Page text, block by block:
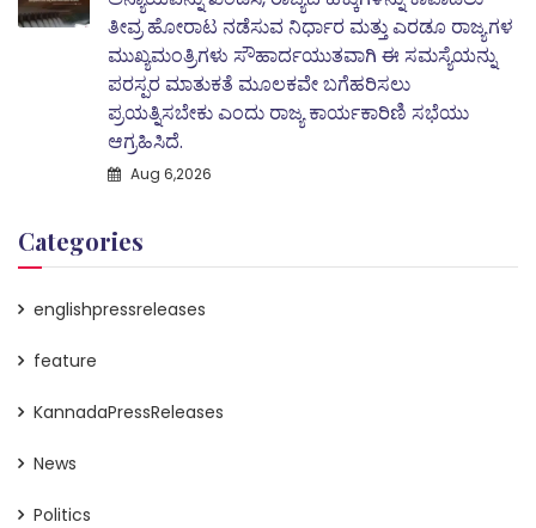
ತೀವ್ರ ಹೋರಾಟ ನಡೆಸುವ ನಿರ್ಧಾರ ಮತ್ತು ಎರಡೂ ರಾಜ್ಯಗಳ
ಮುಖ್ಯಮಂತ್ರಿಗಳು ಸೌಹಾರ್ದಯುತವಾಗಿ ಈ ಸಮಸ್ಯೆಯನ್ನು
ಪರಸ್ಪರ ಮಾತುಕತೆ ಮೂಲಕವೇ ಬಗೆಹರಿಸಲು
ಪ್ರಯತ್ನಿಸಬೇಕು ಎಂದು ರಾಜ್ಯ ಕಾರ್ಯಕಾರಿಣಿ ಸಭೆಯು
ಆಗ್ರಹಿಸಿದೆ.
Aug 6,2026
Categories
englishpressreleases
feature
KannadaPressReleases
News
Politics